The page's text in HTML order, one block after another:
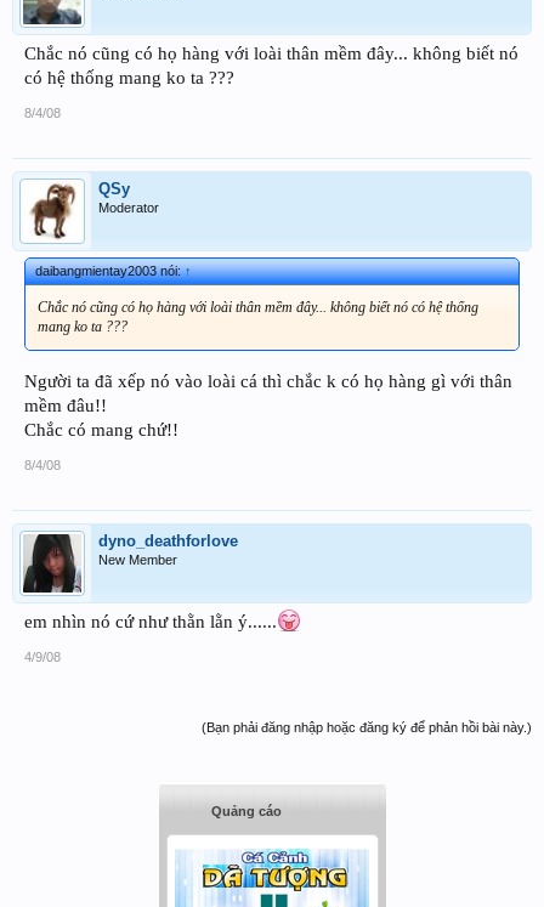
Chắc nó cũng có họ hàng với loài thân mềm đây... không biết nó
có hệ thống mang ko ta ???
8/4/08
QSy
Moderator
daibangmientay2003 nói:↑
Chắc nó cũng có họ hàng với loài thân mềm đây... không biết nó có hệ thống
mang ko ta ???
Người ta đã xếp nó vào loài cá thì chắc k có họ hàng gì với thân
mềm đâu!!
Chắc có mang chứ!!
8/4/08
dyno_deathforlove
New Member
em nhìn nó cứ như thằn lằn ý......
4/9/08
(Bạn phải đăng nhập hoặc đăng ký để phản hồi bài này.)
Quảng cáo